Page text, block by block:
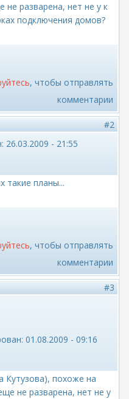
не разварена, нет не у к
подключения домов?
, чтобы отправлять
комментарии
#2
26.03.2009 - 21:55
такие планы...
, чтобы отправлять
комментарии
#3
01.08.2009 - 09:16
Кутузова), похоже на
не разварена, нет не у